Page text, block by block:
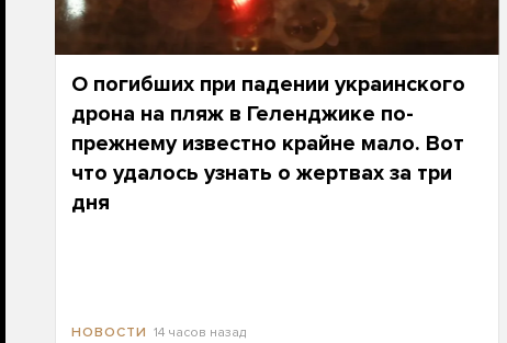
О погибших при падении украинского
дрона на пляж в Геленджике по-
прежнему известно крайне мало. Вот
что удалось узнать о жертвах за три
дня
НОВОСТИ 14 часов назад